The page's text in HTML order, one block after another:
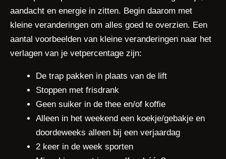
aandacht en energie in zitten. Begin daarom met
kleine veranderingen om alles goed te overzien. Een
aantal voorbeelden van kleine veranderingen naar het
verlagen van je vetpercentage zijn:
De trap pakken in plaats van de lift
Stoppen met frisdrank
Geen suiker in de thee en/of koffie
Alleen in het weekend een koekje/gebakje en
doordeweeks alleen bij een verjaardag
2 keer in de week sporten